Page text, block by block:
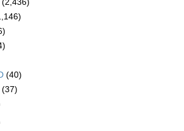
(2,436)
(40)
(37)